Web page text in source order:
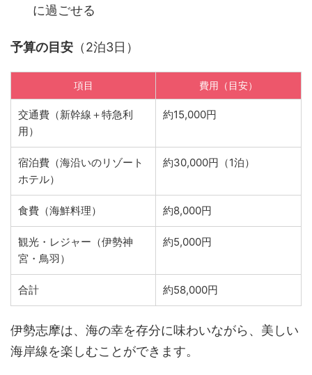
に過ごせる
予算の目安 （2泊3日）
項目 費用（目安）
交通費（新幹線＋特急利
用）
約15,000円
宿泊費（海沿いのリゾート
ホテル）
約30,000円（1泊）
食費（海鮮料理） 約8,000円
観光・レジャー（伊勢神
宮・鳥羽）
約5,000円
合計 約58,000円
伊勢志摩は、海の幸を存分に味わいながら、美しい
海岸線を楽しむことができます。